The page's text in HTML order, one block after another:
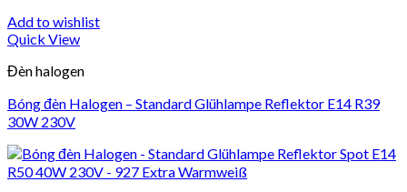
Add to wishlist
Quick View
Đèn halogen
Bóng đèn Halogen – Standard Glühlampe Reflektor E14 R39
30W 230V